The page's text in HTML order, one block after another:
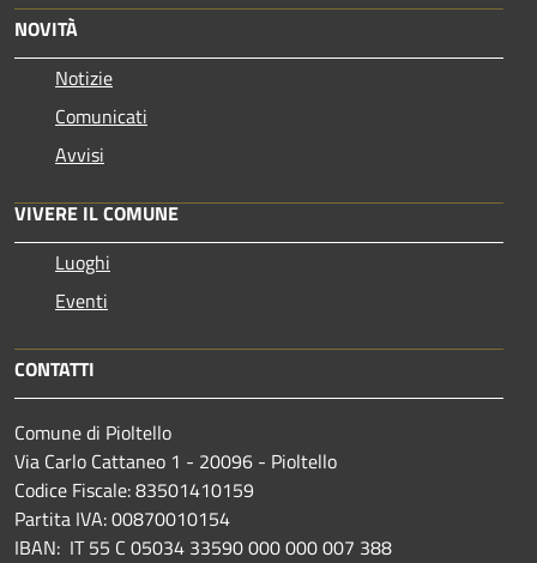
NOVITÀ
Notizie
Comunicati
Avvisi
VIVERE IL COMUNE
Luoghi
Eventi
CONTATTI
Comune di Pioltello
Via Carlo Cattaneo 1 - 20096 - Pioltello
Codice Fiscale: 83501410159
Partita IVA: 00870010154
IBAN: IT 55 C 05034 33590 000 000 007 388